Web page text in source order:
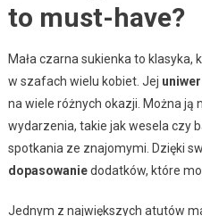
to must-have?
Mała czarna sukienka to
w szafach wielu kobiet. Jej
na wiele różnych okazji. Można ją
wydarzenia, takie jak wesela czy
spotkania ze znajomymi. Dzięki
dopasowaniedodatków, które
Jednym z największych atutów